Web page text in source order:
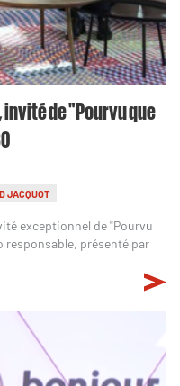
invité de "Pourvu que
JACQUOT
exceptionnel de "Pourvu
responsable, présenté par